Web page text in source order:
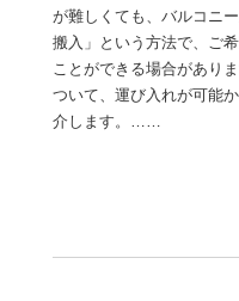
が難しくても、バルコニ
搬入」という方法で、ご
ことができる場合があり
ついて、運び入れが可能
介します。……